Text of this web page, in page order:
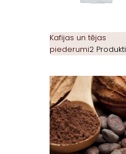
Kafijas un tējas
piederumi2 Produkti